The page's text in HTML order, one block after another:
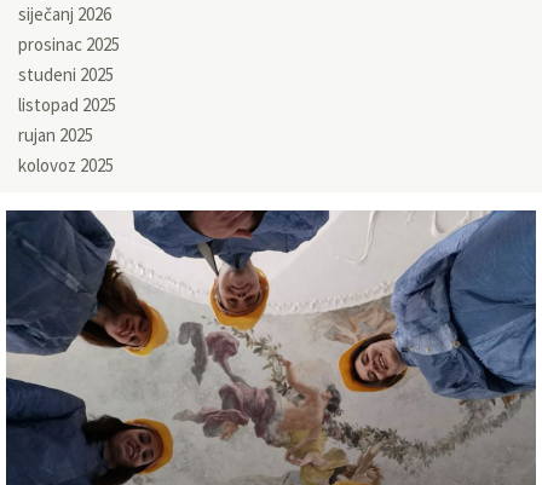
siječanj 2026
prosinac 2025
studeni 2025
listopad 2025
rujan 2025
kolovoz 2025